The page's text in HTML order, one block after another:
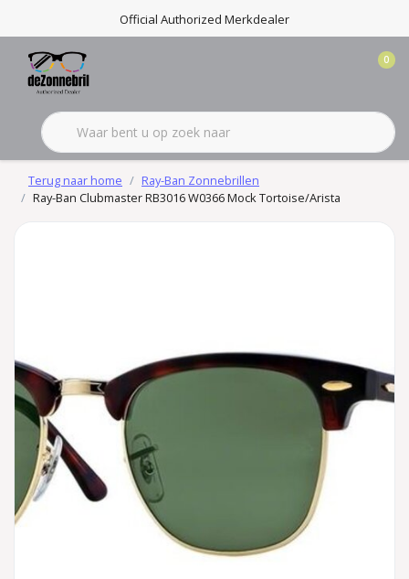
Official Authorized Merkdealer
0
Terug naar home
Ray-Ban Zonnebrillen
Ray-Ban Clubmaster RB3016 W0366 Mock Tortoise/Arista